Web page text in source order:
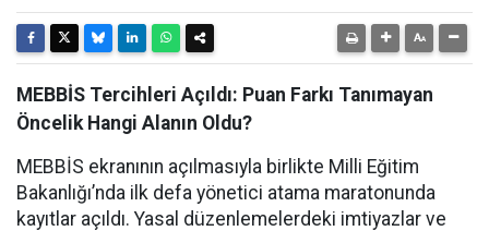
MEBBİS Tercihleri Açıldı: Puan Farkı Tanımayan
Öncelik Hangi Alanın Oldu?
MEBBİS ekranının açılmasıyla birlikte Milli Eğitim
Bakanlığı’nda ilk defa yönetici atama maratonunda
kayıtlar açıldı. Yasal düzenlemelerdeki imtiyazlar ve